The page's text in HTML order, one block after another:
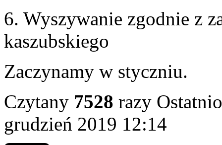
6. Wyszywanie zgodnie z
kaszubskiego
Zaczynamy w styczniu.
Czytany 7528 razy
grudzień 2019 12:14